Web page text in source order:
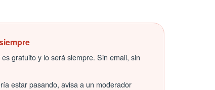
gratuito y lo será siempre. Sin email, sin
estar pasando, avisa a un moderador